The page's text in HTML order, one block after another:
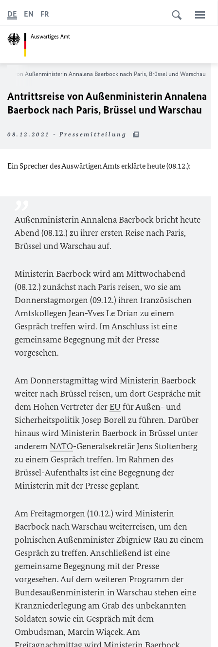
Auswärtiges Amt
DE EN FR
von Außenministerin Annalena Baerbock nach Paris, Brüssel und Warschau
Antrittsreise von Außenministerin Annalena
Baerbock nach Paris, Brüssel und Warschau
08.12.2021 - Pressemitteilung
Ein Sprecher des Auswärtigen Amts erklärte heute (08.12.):
Außenministerin Annalena Baerbock bricht heute
Abend (08.12.) zu ihrer ersten Reise nach Paris,
Brüssel und Warschau auf.
Ministerin Baerbock wird am Mittwochabend
(08.12.) zunächst nach Paris reisen, wo sie am
Donnerstagmorgen (09.12.) ihren französischen
Amtskollegen Jean-Yves Le Drian zu einem
Gespräch treffen wird. Im Anschluss ist eine
gemeinsame Begegnung mit der Presse
vorgesehen.
Am Donnerstagmittag wird Ministerin Baerbock
weiter nach Brüssel reisen, um dort Gespräche mit
dem Hohen Vertreter der EUfür Außen- und
Sicherheitspolitik Josep Borell zu führen. Darüber
hinaus wird Ministerin Baerbock in Brüssel unter
anderem NATO-Generalsekretär Jens Stoltenberg
zu einem Gespräch treffen. Im Rahmen des
Brüssel-Aufenthalts ist eine Begegnung der
Ministerin mit der Presse geplant.
Am Freitagmorgen (10.12.) wird Ministerin
Baerbock nach Warschau weiterreisen, um den
polnischen Außenminister Zbigniew Rau zu einem
Gespräch zu treffen. Anschließend ist eine
gemeinsame Begegnung mit der Presse
vorgesehen. Auf dem weiteren Programm der
Bundesaußenministerin in Warschau stehen eine
Kranzniederlegung am Grab des unbekannten
Soldaten sowie ein Gespräch mit dem
Ombudsman, Marcin Wiącek. Am